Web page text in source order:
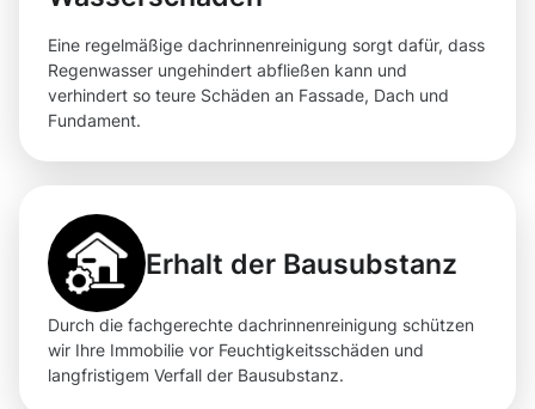
Eine regelmäßige dachrinnenreinigung sorgt dafür, dass
Regenwasser ungehindert abfließen kann und
verhindert so teure Schäden an Fassade, Dach und
Fundament.
Erhalt der Bausubstanz
Durch die fachgerechte dachrinnenreinigung schützen
wir Ihre Immobilie vor Feuchtigkeitsschäden und
langfristigem Verfall der Bausubstanz.